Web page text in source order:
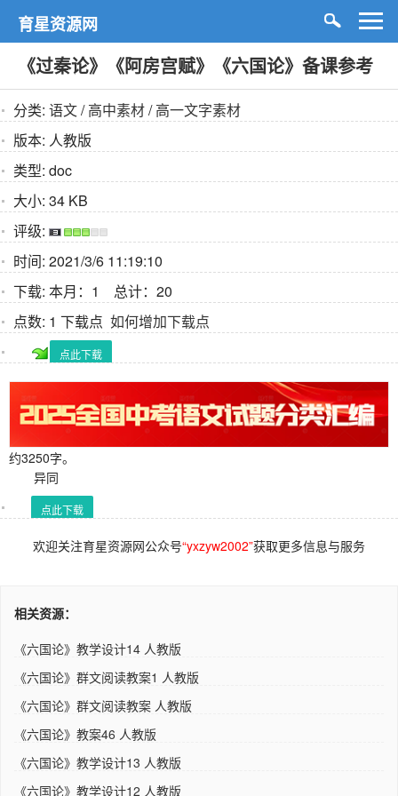
育星资源网
《过秦论》《阿房宫赋》《六国论》备课参考
分类: 语文/高中素材/高一文字素材
版本: 人教版
类型: doc
大小: 34 KB
评级:
时间: 2021/3/6 11:19:10
下载: 本月：1 总计：20
点数: 1 下载点 如何增加下载点
点此下载
约3250字。
异同
点此下载
欢迎关注育星资源网公众号“yxzyw2002”获取更多信息与服务
相关资源：
《六国论》教学设计14 人教版
《六国论》群文阅读教案1 人教版
《六国论》群文阅读教案 人教版
《六国论》教案46 人教版
《六国论》教学设计13 人教版
《六国论》教学设计12 人教版